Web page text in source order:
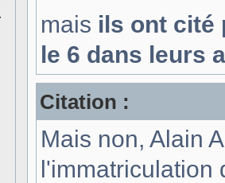
mais ils ont cité
le 6 dans leurs
Citation :
Mais non, Alain
l'immatriculation